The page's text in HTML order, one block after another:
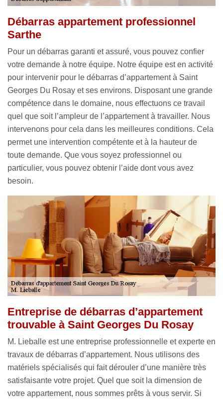
Débarras appartement professionnel
Sarthe
Pour un débarras garanti et assuré, vous pouvez confier
votre demande à notre équipe. Notre équipe est en activité
pour intervenir pour le débarras d’appartement à Saint
Georges Du Rosay et ses environs. Disposant une grande
compétence dans le domaine, nous effectuons ce travail
quel que soit l’ampleur de l’appartement à travailler. Nous
intervenons pour cela dans les meilleures conditions. Cela
permet une intervention compétente et à la hauteur de
toute demande. Que vous soyez professionnel ou
particulier, vous pouvez obtenir l’aide dont vous avez
besoin.
Entreprise de débarras d’appartement
trouvable à Saint Georges Du Rosay
M. Lieballe est une entreprise professionnelle et experte en
travaux de débarras d’appartement. Nous utilisons des
matériels spécialisés qui fait dérouler d’une manière très
satisfaisante votre projet. Quel que soit la dimension de
votre appartement, nous sommes prêts à vous servir. Si